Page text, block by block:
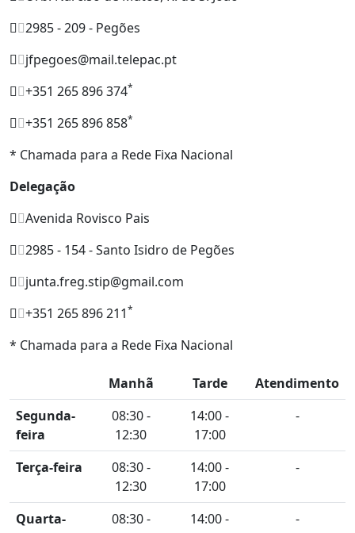
2985 - 209 - Pegões
jfpegoes@mail.telepac.pt
+351 265 896 374*
+351 265 896 858*
* Chamada para a Rede Fixa Nacional
Delegação
Avenida Rovisco Pais
2985 - 154 - Santo Isidro de Pegões
junta.freg.stip@gmail.com
+351 265 896 211*
* Chamada para a Rede Fixa Nacional
Manhã Tarde
Atendimento
Segunda-
feira
08:30 -
12:30
14:00 -
17:00
-
Terça-feira
08:30 -
12:30
14:00 -
17:00
-
Quarta-
08:30 -
14:00 -
-